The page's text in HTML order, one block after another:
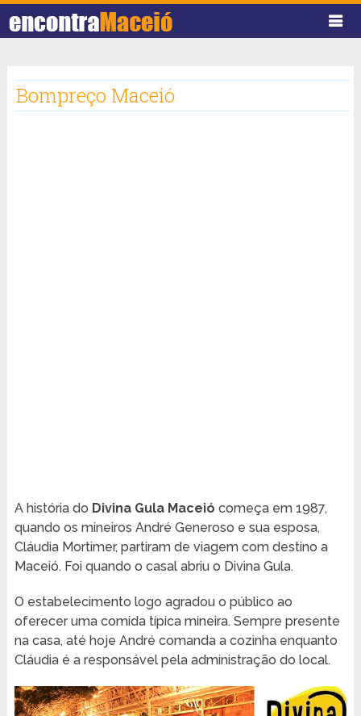
Bompreço Maceió
A história do Divina Gula Maceió começa em 1987,
quando os mineiros André Generoso e sua esposa,
Cláudia Mortimer, partiram de viagem com destino a
Maceió. Foi quando o casal abriu o Divina Gula.
O estabelecimento logo agradou o público ao
oferecer uma comida típica mineira. Sempre presente
na casa, até hoje André comanda a cozinha enquanto
Cláudia é a responsável pela administração do local.